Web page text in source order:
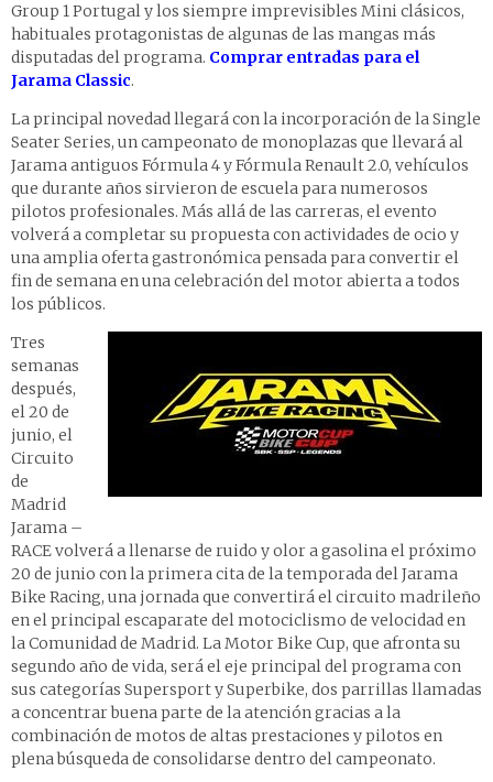
Group 1 Portugal y los siempre imprevisibles Mini clásicos,
habituales protagonistas de algunas de las mangas más
disputadas del programa. Comprar entradas para el
Jarama Classic.
La principal novedad llegará con la incorporación de la Single
Seater Series, un campeonato de monoplazas que llevará al
Jarama antiguos Fórmula 4 y Fórmula Renault 2.0, vehículos
que durante años sirvieron de escuela para numerosos
pilotos profesionales. Más allá de las carreras, el evento
volverá a completar su propuesta con actividades de ocio y
una amplia oferta gastronómica pensada para convertir el
fin de semana en una celebración del motor abierta a todos
los públicos.
Tres
semanas
después,
el 20 de
junio, el
Circuito
de
Madrid
Jarama –
RACE volverá a llenarse de ruido y olor a gasolina el próximo
20 de junio con la primera cita de la temporada del Jarama
Bike Racing, una jornada que convertirá el circuito madrileño
en el principal escaparate del motociclismo de velocidad en
la Comunidad de Madrid. La Motor Bike Cup, que afronta su
segundo año de vida, será el eje principal del programa con
sus categorías Supersport y Superbike, dos parrillas llamadas
a concentrar buena parte de la atención gracias a la
combinación de motos de altas prestaciones y pilotos en
plena búsqueda de consolidarse dentro del campeonato.